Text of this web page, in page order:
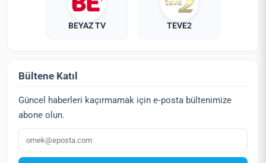
BEYAZ TV TEVE2
Bültene Katıl
Güncel haberleri kaçırmamak için e‑posta bültenimize
abone olun.
E‑posta